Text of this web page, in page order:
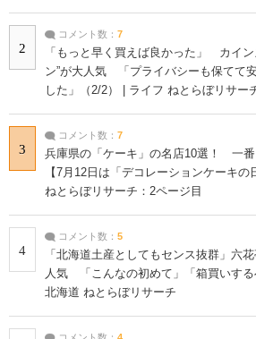
2
コメント数： 7
「もっと早く買えば良かった」 カイン
ン”が大人気 「プライバシーも保てて
した」（2/2） | ライフ ねとらぼリサー
3
コメント数： 7
兵庫県の「ケーキ」の名店10選！ 一番
【7月12日は「デコレーションケーキ
ねとらぼリサーチ：2ページ目
4
コメント数： 5
「北海道土産としてもセンス抜群」六
人気 「こんなの初めて」「箱買いする
北海道 ねとらぼリサーチ